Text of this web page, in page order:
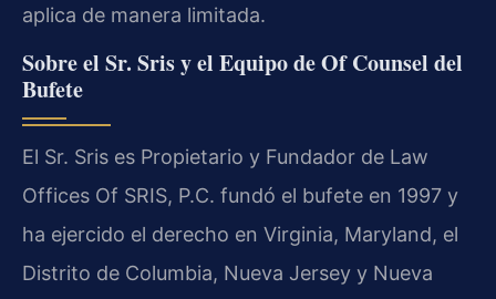
aplica de manera limitada.
Sobre el Sr. Sris y el Equipo de Of Counsel del
Bufete
El Sr. Sris es Propietario y Fundador de Law
Offices Of SRIS, P.C. fundó el bufete en 1997 y
ha ejercido el derecho en Virginia, Maryland, el
Distrito de Columbia, Nueva Jersey y Nueva